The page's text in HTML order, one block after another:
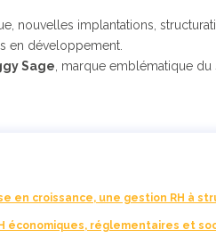
nouvelles implantations,
en développement.
Sage, marque emblématique du
en croissance, une gestion RH à
économiques, réglementaires et